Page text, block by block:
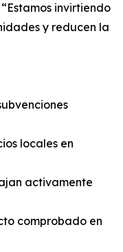
invirtiendo
y reducen la
locales en
activamente
comprobado en